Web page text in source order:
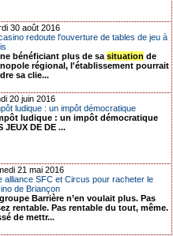
30 août 2016
redoute l'ouverture de tables de jeu à
bénéficiant plus de sa situation de
régional, l'établissement pourrait
sa clie...
20 juin 2016
ludique : un impôt démocratique
ludique : un impôt démocratique
JEUX DE DE ...
21 mai 2016
alliance SFC et Circus pour racheter le
de Briançon
Barrière n’en voulait plus. Pas
rentable. Pas rentable du tout, même.
de mettr...